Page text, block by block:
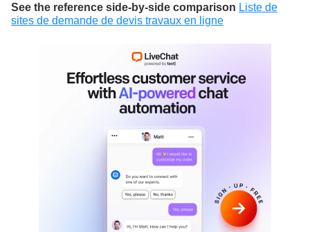
See the reference side-by-side comparison Liste de
sites de demande de devis travaux en ligne